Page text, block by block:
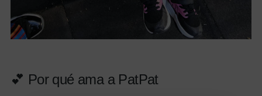
💕 Por qué ama a PatPat